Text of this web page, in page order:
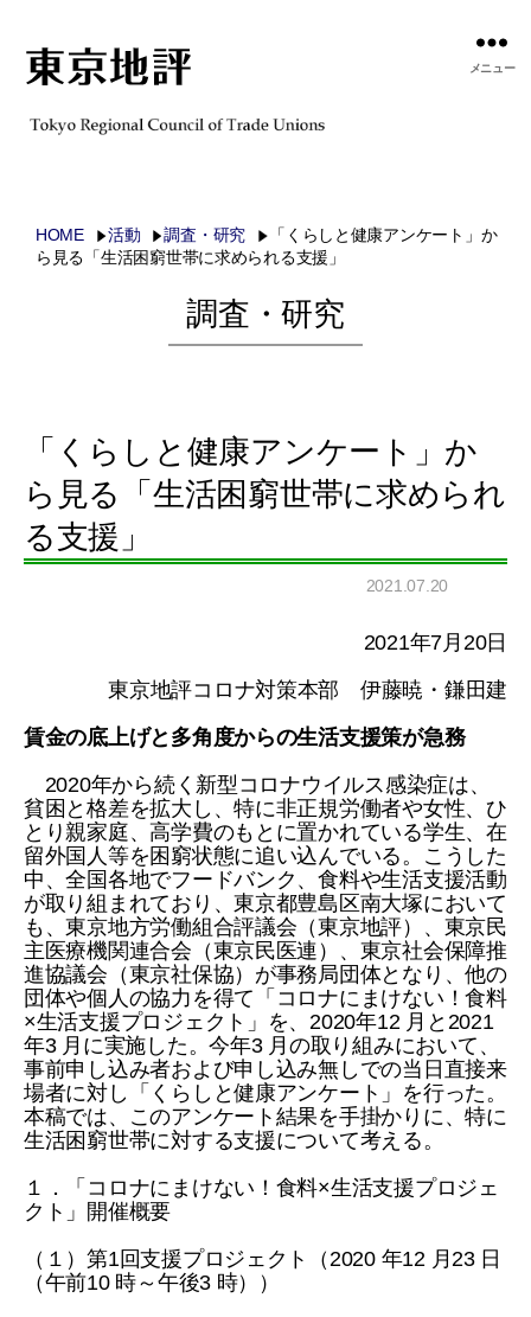
メニュー
HOME 活動 調査・研究
「くらしと健康アンケート」か
ら見る「生活困窮世帯に求められる支援」
調査・研究
「くらしと健康アンケート」か
ら見る「生活困窮世帯に求められ
る支援」
2021.07.20
2021年7月20日
東京地評コロナ対策本部 伊藤暁・鎌田建
賃金の底上げと多角度からの生活支援策が急務
2020年から続く新型コロナウイルス感染症は、
貧困と格差を拡大し、特に非正規労働者や女性、ひ
とり親家庭、高学費のもとに置かれている学生、在
留外国人等を困窮状態に追い込んでいる。こうした
中、全国各地でフードバンク、食料や生活支援活動
が取り組まれており、東京都豊島区南大塚において
も、東京地方労働組合評議会（東京地評）、東京民
主医療機関連合会（東京民医連）、東京社会保障推
進協議会（東京社保協）が事務局団体となり、他の
団体や個人の協力を得て「コロナにまけない！食料
×生活支援プロジェクト」を、2020年12 月と2021
年3 月に実施した。今年3 月の取り組みにおいて、
事前申し込み者および申し込み無しでの当日直接来
場者に対し「くらしと健康アンケート」を行った。
本稿では、このアンケート結果を手掛かりに、特に
生活困窮世帯に対する支援について考える。
１．「コロナにまけない！食料×生活支援プロジェ
クト」開催概要
（１）第1回支援プロジェクト（2020 年12 月23 日
（午前10 時～午後3 時））